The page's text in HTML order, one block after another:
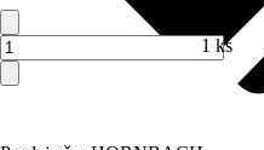
1 ks